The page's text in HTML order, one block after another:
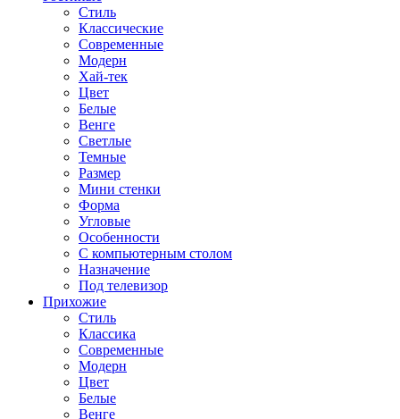
Стиль
Классические
Современные
Модерн
Хай-тек
Цвет
Белые
Венге
Светлые
Темные
Размер
Мини стенки
Форма
Угловые
Особенности
С компьютерным столом
Назначение
Под телевизор
Прихожие
Стиль
Классика
Современные
Модерн
Цвет
Белые
Венге